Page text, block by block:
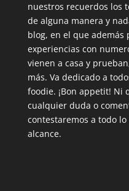
nuestros recuerdos los
de alguna manera y
blog, en el que
experiencias con
vienen a casa y
más. Va dedicado a
foodie. ¡Bon appetit! Ni
cualquier duda o
contestaremos a todo
alcance.